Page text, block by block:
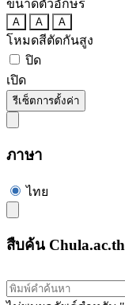
ขนาดตัวอักษร
A A A
โหมดสีตัดกันสูง
ปิด
เปิด
รีเซ็ตการตั้งค่า
ภาษา
ไทย
สืบค้น Chula.ac.th